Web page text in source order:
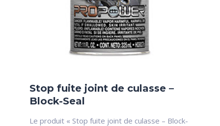
Stop fuite joint de culasse –
Block-Seal
Le produit « Stop fuite joint de culasse – Block-